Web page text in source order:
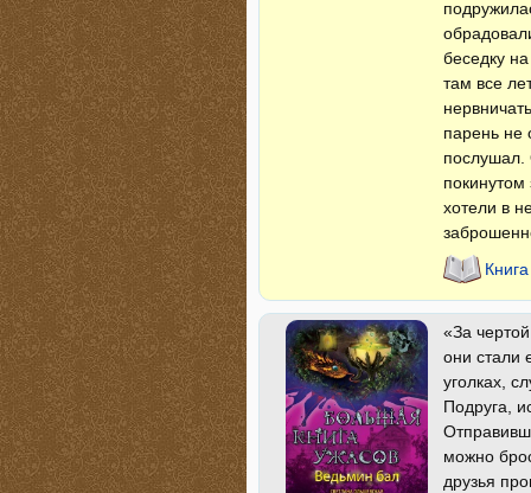
беседку
там все
парень не
послушал.
покинутом
хотели в
«За
они стали
уголках,
Подруга,
можно
друзья